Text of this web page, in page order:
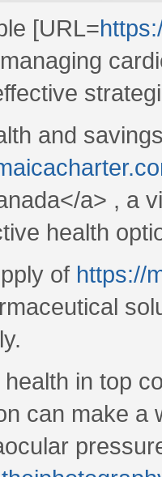
[URL=
and
a> , a
health
of https://
in top
can make a